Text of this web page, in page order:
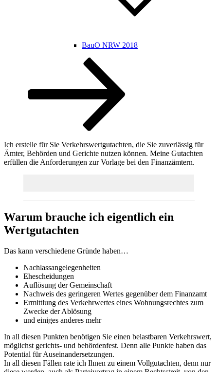
BauO NRW 2018
Ich erstelle für Sie Verkehrswertgutachten, die Sie zuverlässig für
Ämter, Behörden und Gerichte nutzen können. Meine Gutachten
erfüllen die Anforderungen zur Vorlage bei den Finanzämtern.
Warum brauche ich eigentlich ein
Wertgutachten
Das kann verschiedene Gründe haben…
Nachlassangelegenheiten
Ehescheidungen
Auflösung der Gemeinschaft
Nachweis des geringeren Wertes gegenüber dem Finanzamt
Ermittlung des Verkehrwertes eines Wohnungsrechtes zum
Zwecke der Ablösung
und einiges anderes mehr
In all diesen Punkten benötigen Sie einen belastbaren Verkehrswert,
möglichst gerichts- und behördenfest. Denn alle Punkte haben das
Potential für Auseinandersetzungen.
In all diesen Fällen rate ich Ihnen zu einem Vollgutachten, denn nur